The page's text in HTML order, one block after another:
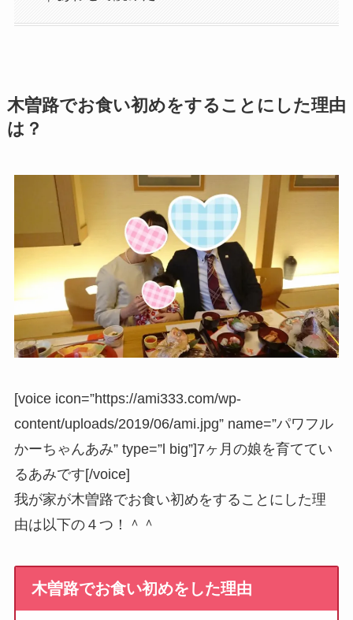
木曽路でお食い初めをすることにした理由
は？
[voice icon=”https://ami333.com/wp-
content/uploads/2019/06/ami.jpg” name=”パワフル
かーちゃんあみ” type=”l big”]7ヶ月の娘を育ててい
るあみです[/voice]
我が家が木曽路でお食い初めをすることにした理
由は以下の４つ！＾＾
木曽路でお食い初めをした理由